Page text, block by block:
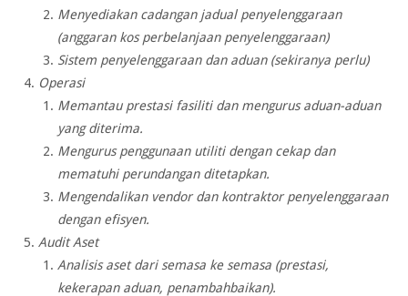
Menyediakan cadangan jadual penyelenggaraan
(anggaran kos perbelanjaan penyelenggaraan)
Sistem penyelenggaraan dan aduan (sekiranya perlu)
Operasi
Memantau prestasi fasiliti dan mengurus aduan-aduan
yang diterima.
Mengurus penggunaan utiliti dengan cekap dan
mematuhi perundangan ditetapkan.
Mengendalikan vendor dan kontraktor penyelenggaraan
dengan efisyen.
Audit Aset
Analisis aset dari semasa ke semasa (prestasi,
kekerapan aduan, penambahbaikan).